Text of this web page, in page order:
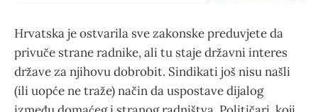
Hrvatska je ostvarila sve zakonske preduvjete da
privuče strane radnike, ali tu staje državni interes
države za njihovu dobrobit. Sindikati još nisu našli
(ili uopće ne traže) način da uspostave dijalog